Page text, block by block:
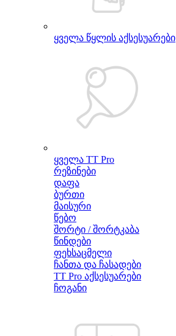
ყველა წყლის აქსესუარები
ყველა TT Pro
რეზინები
დაფა
ბურთი
მაისური
წებო
შორტი / შორტკაბა
წინდები
ფეხსაცმელი
ჩანთა და ჩასადები
TT Pro აქსესუარები
ჩოგანი